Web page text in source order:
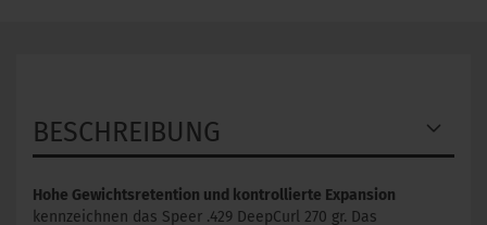
BESCHREIBUNG
Hohe Gewichtsretention und kontrollierte Expansion
kennzeichnen das Speer .429 DeepCurl 270 gr. Das